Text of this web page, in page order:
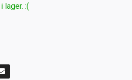
lager. :(